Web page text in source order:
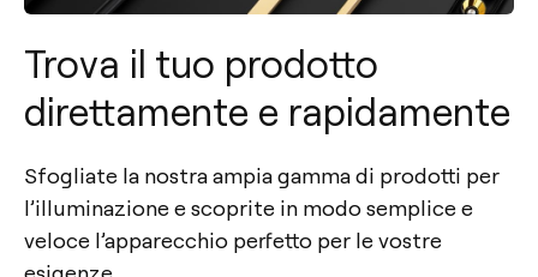
Trova il tuo prodotto
direttamente e rapidamente
Sfogliate la nostra ampia gamma di prodotti per
l’illuminazione e scoprite in modo semplice e
veloce l’apparecchio perfetto per le vostre